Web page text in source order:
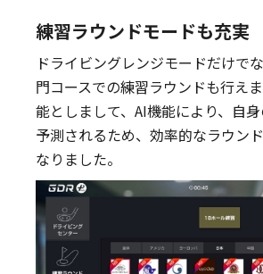
練習ラウンドモードも充実
ドライビングレンジモードだけで
門コースでの練習ラウンドも行え
能としまして、AI機能により、自
予測されるため、効率的なラウン
なりました。